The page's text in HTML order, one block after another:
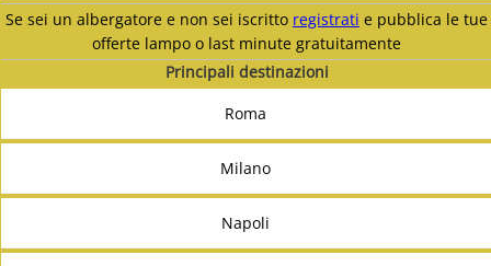
Se sei un albergatore e non sei iscritto registrati e pubblica le tue
offerte lampo o last minute gratuitamente
Principali destinazioni
Roma
Milano
Napoli